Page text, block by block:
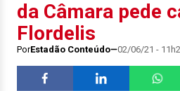
da Câmara pede
Flordelis
PorEstadão Conteúdo 02/06/21 -